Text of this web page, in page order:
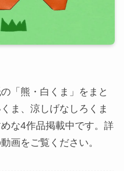
「熊・白くま」をまと
ま、涼しげなしろくま
な4作品掲載中です。詳
画をご覧ください。